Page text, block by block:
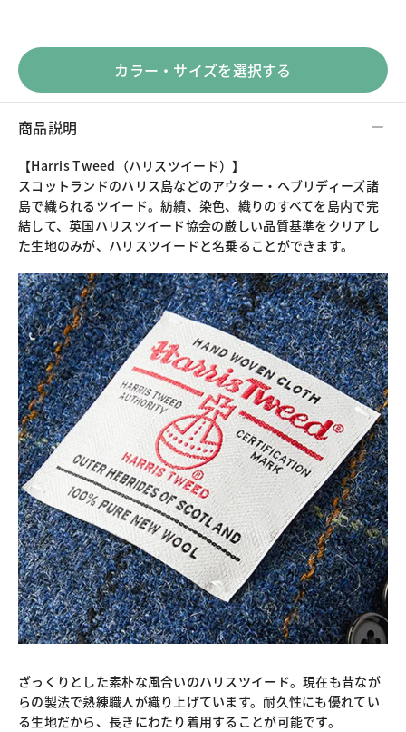
カラー・サイズを選択する
商品説明
【Harris Tweed（ハリスツイード）】
スコットランドのハリス島などのアウター・ヘブリディーズ諸
島で織られるツイード。紡績、染色、織りのすべてを島内で完
結して、英国ハリスツイード協会の厳しい品質基準をクリアし
た生地のみが、ハリスツイードと名乗ることができます。
ざっくりとした素朴な風合いのハリスツイード。現在も昔なが
らの製法で熟練職人が織り上げています。耐久性にも優れてい
る生地だから、長きにわたり着用することが可能です。